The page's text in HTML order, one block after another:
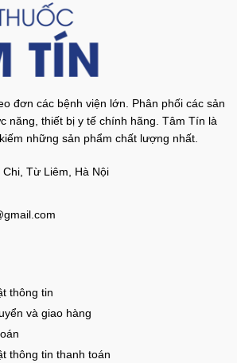
đơn các bệnh viện lớn. Phân phối các sản
năng, thiết bị y tế chính hãng. Tâm Tín là
những sản phẩm chất lượng nhất.
Từ Liêm, Hà Nội
thông tin
và giao hàng
thông tin thanh toán